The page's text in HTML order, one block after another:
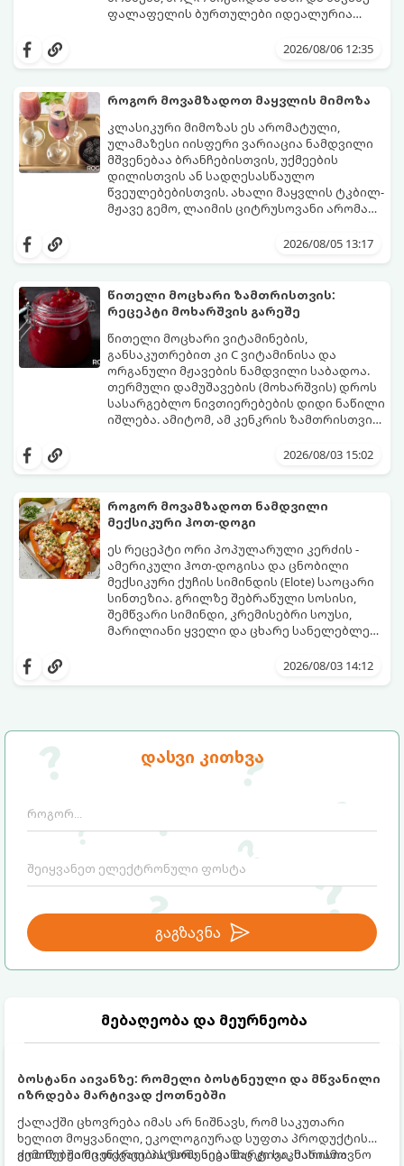
დასვი კითხვა
გაგზავნა
მებაღეობა და მეურნეობა
ბოსტანი აივანზე: რომელი ბოსტნეული და მწვანილი
იზრდება მარტივად ქოთნებში
ქალაქში ცხოვრება იმას არ ნიშნავს, რომ საკუთარი
ხელით მოყვანილი, ეკოლოგიურად სუფთა პროდუქტის
გემოზე უარი თქვათ. პატარა აივანიც კი საკმარისია
ქოთნებში მცენარეების მოშენება მარტივი, სასიამოვნო
ფალაფელის ბურთულები იდეალურია
სალათებთან ერთად ან ტახინის (სესამის)
მდგომარეობს, რომ გამოიყენება
შეწვისას ფორმა იდეალურად შეინარჩუნოს
და არ დაიშალოს.
მომზადების დრო: 20 წუთი (დამატებით
მუხუდოს ჩალბობის დრო: 12-24 საათი)
შეწვის დრო: 10–15 წუთი ულუფა: 20–24 ცალი
ბურთულა (4–6 პორცია)
2026/08/06 12:35
როგორ მოვამზადოთ მაყვლის მიმოზა
კლასიკური მიმოზას ეს არომატული,
ულამაზესი იისფერი ვარიაცია ნამდვილი
მშვენებაა ბრანჩებისთვის, უქმეების
დილისთვის ან სადღესასწაულო
წვეულებებისთვის. ახალი მაყვლის ტკბილ-
მჟავე გემო, ლაიმის ციტრუსოვანი არომატი
საოცრად დახვეწილ და მაგრილებელ
და მის მომზადებას მინიმალური
პორცია
2026/08/05 13:17
წითელი მოცხარი ზამთრისთვის:
რეცეპტი მოხარშვის გარეშე
წითელი მოცხარი ვიტამინების,
განსაკუთრებით კი C ვიტამინისა და
ორგანული მჟავების ნამდვილი საბადოა.
თერმული დამუშავების (მოხარშვის) დროს
სასარგებლო ნივთიერებების დიდი ნაწილი
იშლება. ამიტომ, ამ კენკრის ზამთრისთვის
მომზადებაა - მოხარშვის გარეშე.
ბუნებრივ, კაშკაშა გემოს, არომატს და
2026/08/03 15:02
როგორ მოვამზადოთ ნამდვილი
მექსიკური ჰოთ-დოგი
ეს რეცეპტი ორი პოპულარული კერძის -
ამერიკული ჰოთ-დოგისა და ცნობილი
მექსიკური ქუჩის სიმინდის (Elote) საოცარი
სინთეზია. გრილზე შებრაწული სოსისი,
შემწვარი სიმინდი, კრემისებრი სოუსი,
მარილიანი ყველი და ცხარე სანელებლები
წვეულებებისთვის, ბარბექიუსთვის ან
ულუფა: 8 პორცია
2026/08/03 14:12